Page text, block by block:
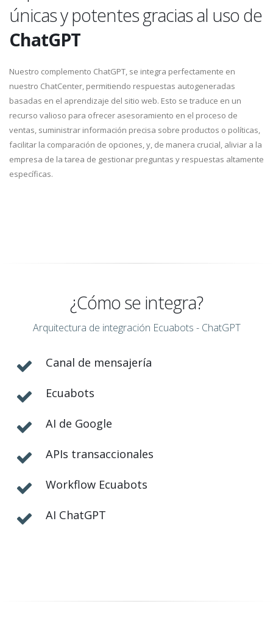
únicas y potentes gracias al uso de
ChatGPT
Nuestro complemento ChatGPT, se integra perfectamente en
nuestro ChatCenter, permitiendo respuestas autogeneradas
basadas en el aprendizaje del sitio web. Esto se traduce en un
recurso valioso para ofrecer asesoramiento en el proceso de
ventas, suministrar información precisa sobre productos o políticas,
facilitar la comparación de opciones, y, de manera crucial, aliviar a la
empresa de la tarea de gestionar preguntas y respuestas altamente
específicas.
¿Cómo se integra?
Arquitectura de integración Ecuabots - ChatGPT
Canal de mensajería
Ecuabots
AI de Google
APIs transaccionales
Workflow Ecuabots
AI ChatGPT